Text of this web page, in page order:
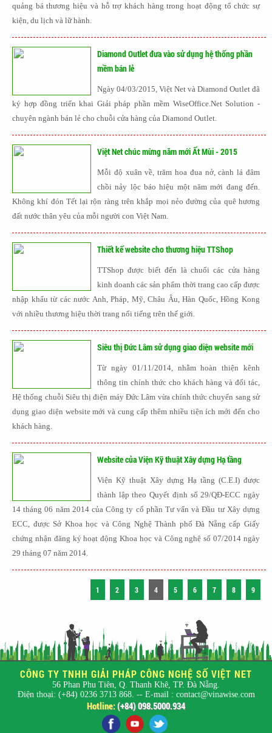
quảng bá thương hiệu và hỗ trợ khách hàng trong hoạt động tổ chức sự
kiện, du lịch và lữ hành.
Diamond Outlet đưa vào sử dụng hệ thống phần
mềm bán lẻ
Ngày 04/03/2015, Việt Net và Diamond Outlet đã
ký hợp đồng triển khai Giải pháp phần mềm WiseOffice.Net Solution -
chuyên ngành bán lẻ cho chuỗi cửa hàng của Diamond Outlet.
Việt Net chúc mừng năm mới Ất Mùi - 2015
Mỗi độ xuân về, trăm hoa đua nở, cành lá đâm
chồi nảy lộc báo hiệu một năm mới đang đến.
Không khí đón Tết lại rộn ràng trên khắp mọi nẻo đường của quê hương
đất nước thân yêu của mỗi người con Việt Nam.
Thiết kế website cho thương hiệu TTShop
TTShop được biết đến là chuổi các cửa hàng
kinh doanh các sản phẩm thời trang cao cấp được
nhập khẩu từ các nước Anh, Pháp, Mỹ, Châu Âu, Hàn Quốc, Hồng Kong
với nhiều thương hiệu thời trang nổi tiếng trên thế giới.
Siêu thị Đức Lâm sử dụng giao diện website mới
Từ ngày 01/11/2014, nhằm hoàn thiện kênh
thông tin chính thức cho khách hàng và đối tác,
Hệ thống chuỗi Siêu thị điện máy Đức Lâm vừa chính thức chuyển sang sử
dụng giao diện website mới và cung cấp thêm nhiều tiện ích mới đến cho
khách hàng.
Website của Viện Kỹ thuật Xây dựng Hạ tầng
Viện Kỹ thuật Xây dựng Hạ tầng (C.E.I) được
thành lập theo Quyết định số 29/QĐ-ECC ngày
14 tháng 06 năm 2014 của Công ty cổ phần Tư vấn và Đầu tư Xây dựng
ECC, được Sở Khoa học và Công Nghệ Thành phố Đà Nẵng cấp Giấy
chứng nhận đăng ký hoạt động Khoa học và Công nghệ số 07/2014 ngày
29 tháng 07 năm 2014.
1 2 3 4 5 6 7 8 9
CÔNG TY TNHH GIẢI PHÁP CÔNG NGHỆ SỐ VIỆT NET
56 Phan Phu Tiên, Q. Thanh Khê, TP. Đà Nẵng.
Điện thoại: (+84) 0236 3713 868. -- E-mail : contact@vinawise.com
Hotline:(+84) 098.5000.934